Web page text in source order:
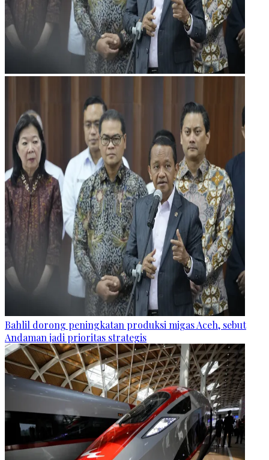
Bahlil dorong peningkatan produksi migas Aceh, sebut
Andaman jadi prioritas strategis